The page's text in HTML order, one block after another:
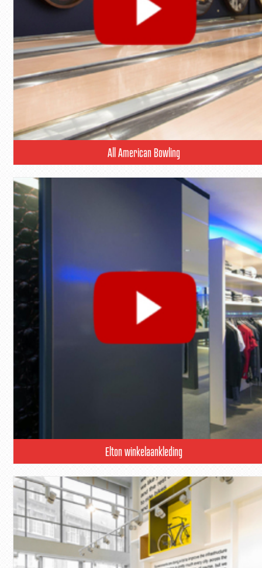
All American Bowling
Elton winkelaankleding